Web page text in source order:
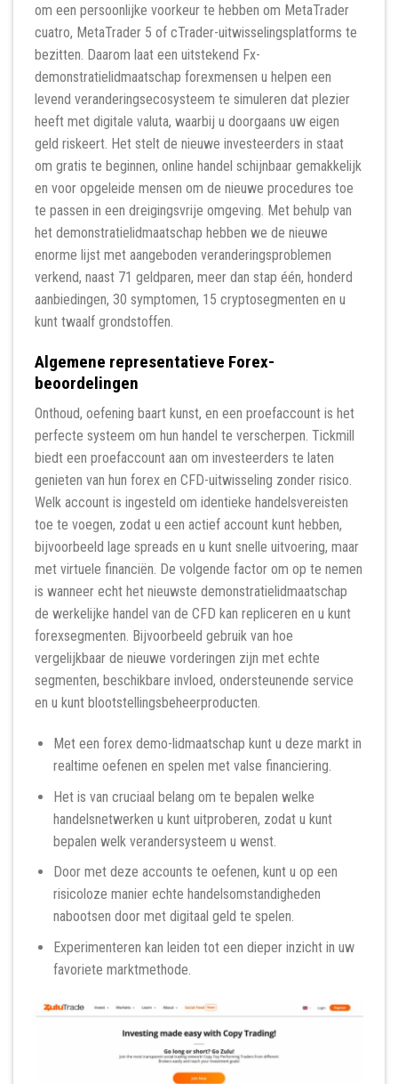
om een ​​persoonlijke voorkeur te hebben om MetaTrader
cuatro, MetaTrader 5 of cTrader-uitwisselingsplatforms te
bezitten. Daarom laat een uitstekend Fx-
demonstratielidmaatschap forexmensen u helpen een
levend veranderingsecosysteem te simuleren dat plezier
heeft met digitale valuta, waarbij u doorgaans uw eigen
geld riskeert. Het stelt de nieuwe investeerders in staat
om gratis te beginnen, online handel schijnbaar gemakkelijk
en voor opgeleide mensen om de nieuwe procedures toe
te passen in een dreigingsvrije omgeving. Met behulp van
het demonstratielidmaatschap hebben we de nieuwe
enorme lijst met aangeboden veranderingsproblemen
verkend, naast 71 geldparen, meer dan stap één, honderd
aanbiedingen, 30 symptomen, 15 cryptosegmenten en u
kunt twaalf grondstoffen.
Algemene representatieve Forex-
beoordelingen
Onthoud, oefening baart kunst, en een proefaccount is het
perfecte systeem om hun handel te verscherpen. Tickmill
biedt een proefaccount aan om investeerders te laten
genieten van hun forex en CFD-uitwisseling zonder risico.
Welk account is ingesteld om identieke handelsvereisten
toe te voegen, zodat u een actief account kunt hebben,
bijvoorbeeld lage spreads en u kunt snelle uitvoering, maar
met virtuele financiën. De volgende factor om op te nemen
is wanneer echt het nieuwste demonstratielidmaatschap
de werkelijke handel van de CFD kan repliceren en u kunt
forexsegmenten. Bijvoorbeeld gebruik van hoe
vergelijkbaar de nieuwe vorderingen zijn met echte
segmenten, beschikbare invloed, ondersteunende service
en u kunt blootstellingsbeheerproducten.
Met een forex demo-lidmaatschap kunt u deze markt in
realtime oefenen en spelen met valse financiering.
Het is van cruciaal belang om te bepalen welke
handelsnetwerken u kunt uitproberen, zodat u kunt
bepalen welk verandersysteem u wenst.
Door met deze accounts te oefenen, kunt u op een
risicoloze manier echte handelsomstandigheden
nabootsen door met digitaal geld te spelen.
Experimenteren kan leiden tot een dieper inzicht in uw
favoriete marktmethode.